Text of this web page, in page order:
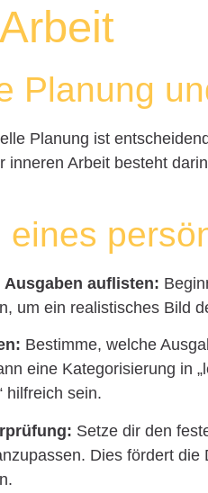
Planung
Planung ist
inneren Arbeit besteht
eines
Ausgaben auflisten:
um ein realistisches Bild
Bestimme, welche
eine Kategorisierung in
hilfreich sein.
Setze dir den
Dies fördert